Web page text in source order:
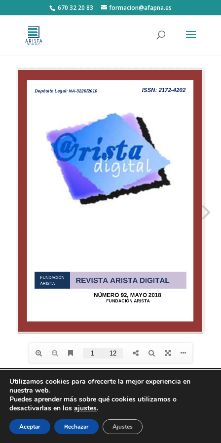
670 32 20 83 formacion@afapna.es
Diseño de Seos +
| © Todos los derechos reservados
Fundación Arista - Aviso Legal
privacidad- Política de Cookies
Utilizamos cookies para ofrecerte la mejor experiencia en
nuestra web.
Puedes aprender más sobre qué cookies utilizamos o
desactivarlas en los ajustes.
Aceptar Rechazar Ajustes